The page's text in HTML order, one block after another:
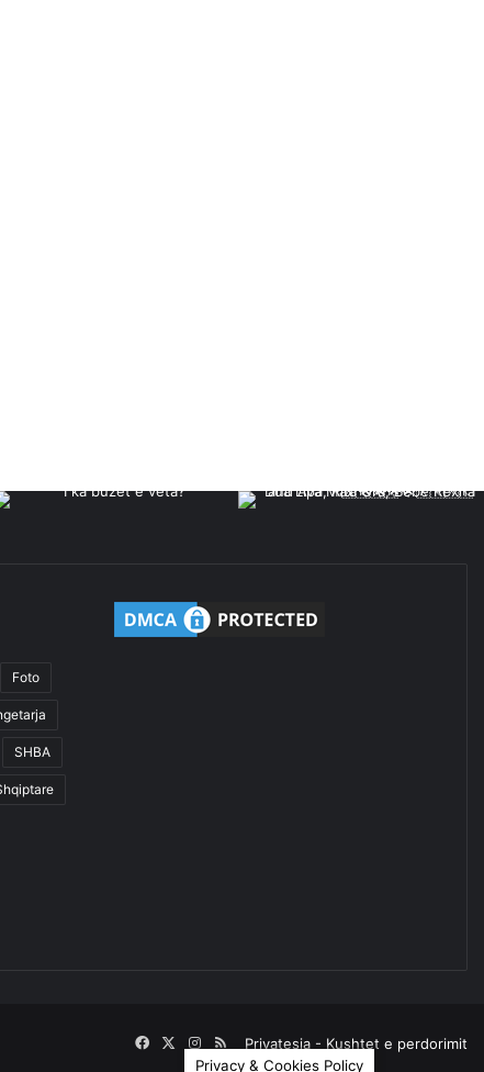
Foto
SHBA
Privatesia - Kushtet e perdorimit
FacebookInstagram
RSS
Privacy & Cookies Policy